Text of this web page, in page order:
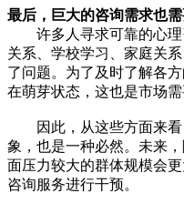
最后，巨大的咨询需求也
许多人寻求可靠的心理
关系、学校学习、家庭关
了问题。为了及时了解各
在萌芽状态，这也是市场需
因此，从这些方面来看
象，也是一种必然。未来
面压力较大的群体规模会
咨询服务进行干预。